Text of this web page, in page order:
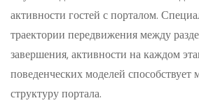
активности гостей с порталом.
траектории передвижения между
завершения, активности на каждом
поведенческих моделей способствует
структуру портала.